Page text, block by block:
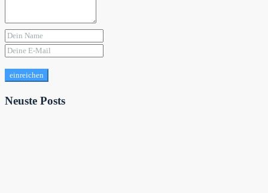
einreichen
Neuste Posts